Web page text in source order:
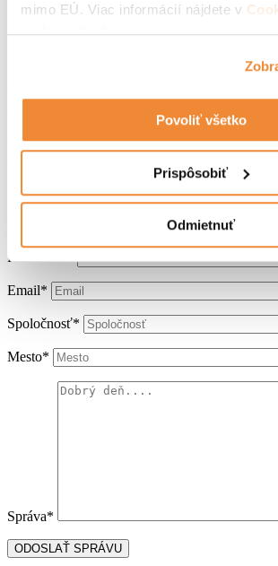
mimo EÚ. Viac informácií nájdete v
podmienkach.
Povoliť všetko
Prispôsobiť
Odmietnuť
Kontaktujte nás,
pre Vás
Priezvisko*
Email*
Spoločnosť*
Mesto*
Správa*